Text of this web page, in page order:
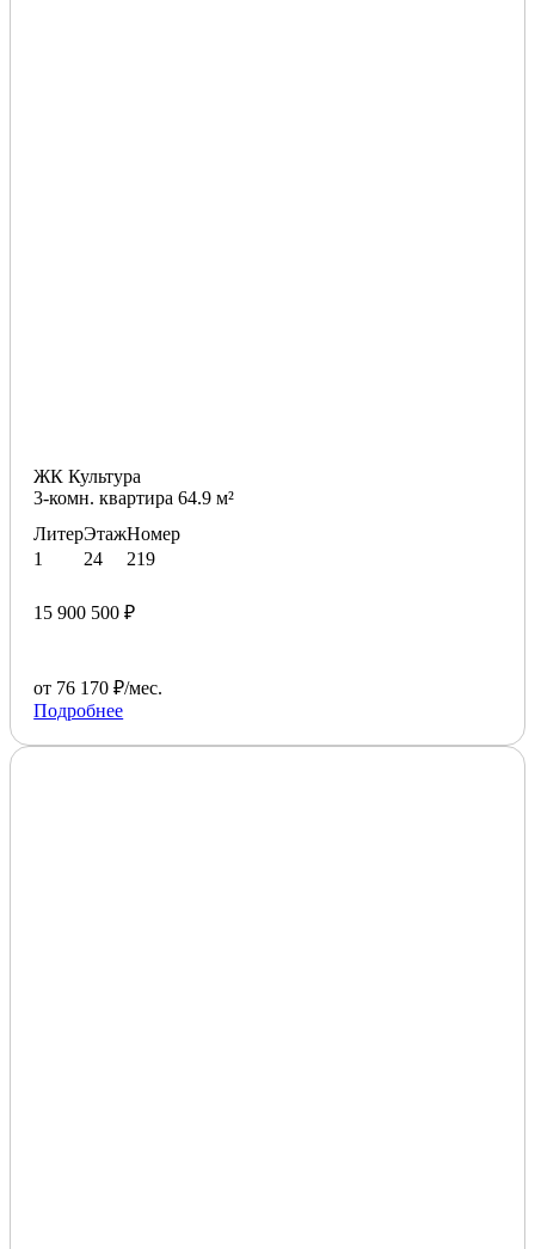
ЖК Культура
3-комн. квартира 64.9 м²
Литер
1
Этаж
24
Номер
219
15 900 500 ₽
от 76 170 ₽/мес.
Подробнее